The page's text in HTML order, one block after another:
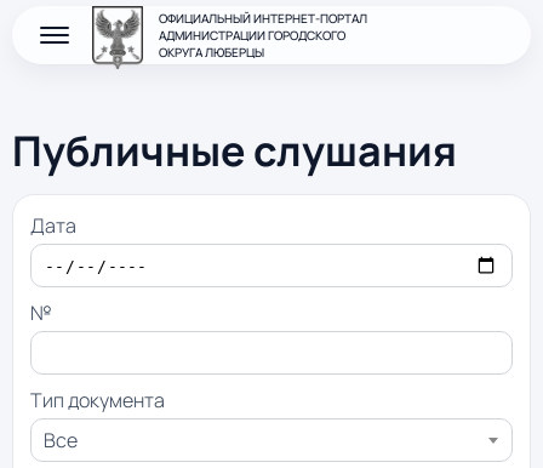
ОФИЦИАЛЬНЫЙ ИНТЕРНЕТ-ПОРТАЛ
АДМИНИСТРАЦИИ ГОРОДСКОГО
ОКРУГА ЛЮБЕРЦЫ
Публичные слушания
Дата
№
Тип документа
Все